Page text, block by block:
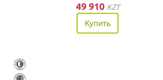
49 910 KZT
Купить